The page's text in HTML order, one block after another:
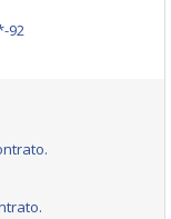
92